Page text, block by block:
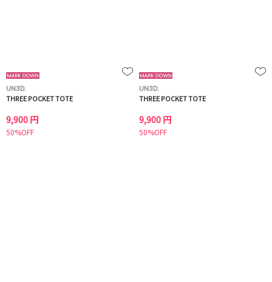
UN3D.
THREE POCKET TOTE
9,900 円
50%OFF
UN3D.
THREE POCKET TOTE
9,900 円
50%OFF